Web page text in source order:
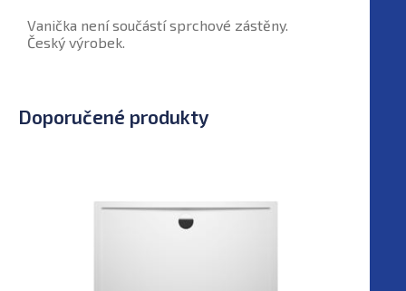
Vanička není součástí sprchové zástěny.
Český výrobek.
Doporučené produkty